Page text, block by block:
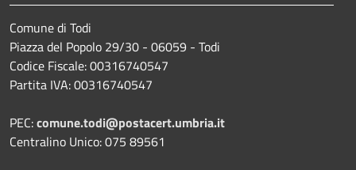
Comune di Todi
Piazza del Popolo 29/30 - 06059 - Todi
Codice Fiscale: 00316740547
Partita IVA: 00316740547
PEC:comune.todi@postacert.umbria.it
Centralino Unico: 075 89561